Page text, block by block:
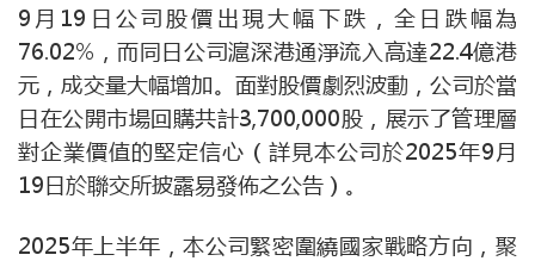
9月19日公司股價出現大幅下跌，全日跌幅為
76.02%，而同日公司滬深港通淨流入高達22.4億港
元，成交量大幅增加。面對股價劇烈波動，公司於當
日在公開市場回購共計3,700,000股，展示了管理層
對企業價值的堅定信心（詳見本公司於2025年9月
19日於聯交所披露易發佈之公告）。
2025年上半年，本公司緊密圍繞國家戰略方向，聚